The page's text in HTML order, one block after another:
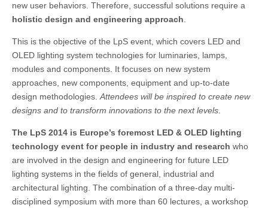
new user behaviors. Therefore, successful solutions require a
holistic design and engineering approach
This is the objective of the LpS event, which covers LED and
OLED lighting system technologies for luminaries, lamps,
modules and components. It focuses on new system
approaches, new components, equipment and up-to-date
design methodologies. Attendees will be inspired to create new
designs and to transform innovations to the next levels
The LpS 2014 is Europe’s foremost LED & OLED lighting
technology event for people in industry and research who
are involved in the design and engineering for future LED
lighting systems in the fields of general, industrial and
architectural lighting. The combination of a three-day multi-
disciplined symposium with more than 60 lectures, a workshop